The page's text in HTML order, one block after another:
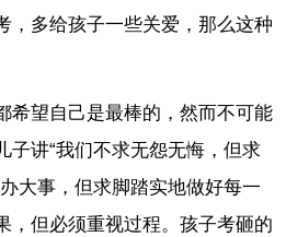
，多给孩子一些关爱，那么这种
希望自己是最棒的，然而不可能
子讲“我们不求无怨无悔，但求
大事，但求脚踏实地做好每一
，但必须重视过程。孩子考砸的